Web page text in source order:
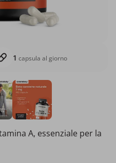
1 capsula al giorno
A, essenziale per la